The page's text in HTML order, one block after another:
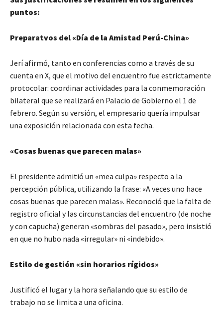
puntos:
Preparatvos del «Día de la Amistad Perú-China»
Jerí afirmó, tanto en conferencias como a través de su
cuenta en X, que el motivo del encuentro fue estrictamente
protocolar: coordinar actividades para la conmemoración
bilateral que se realizará en Palacio de Gobierno el 1 de
febrero. Según su versión, el empresario quería impulsar
una exposición relacionada con esta fecha.
«Cosas buenas que parecen malas»
El presidente admitió un «mea culpa» respecto a la
percepción pública, utilizando la frase: «A veces uno hace
cosas buenas que parecen malas». Reconoció que la falta de
registro oficial y las circunstancias del encuentro (de noche
y con capucha) generan «sombras del pasado», pero insistió
en que no hubo nada «irregular» ni «indebido».
Estilo de gestión «sin horarios rígidos»
Justificó el lugar y la hora señalando que su estilo de
trabajo no se limita a una oficina.